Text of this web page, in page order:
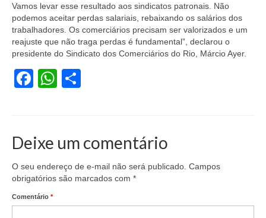
Notícias
Vídeos
Publicações
Editais
Boletos
Seja um conveniado
Vamos levar esse resultado aos sindicatos patronais. Não
podemos aceitar perdas salariais, rebaixando os salários dos
trabalhadores. Os comerciários precisam ser valorizados e um
reajuste que não traga perdas é fundamental”, declarou o
presidente do Sindicato dos Comerciários do Rio, Márcio Ayer.
Facebook
WhatsApp
Deixe um comentário
O seu endereço de e-mail não será publicado. Campos
obrigatórios são marcados com *
Comentário *